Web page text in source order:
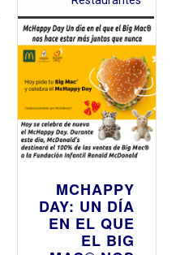
MCHAPPY
DAY: UN DÍA
EN EL QUE
EL BIG